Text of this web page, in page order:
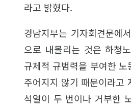
라고 밝혔다.
경남지부는 기자회견문에
으로 내몰리는 것은 하청
규체적 규범력을 부여한
주어지지 않기 때문이라고
석열이 두 번이나 거부한